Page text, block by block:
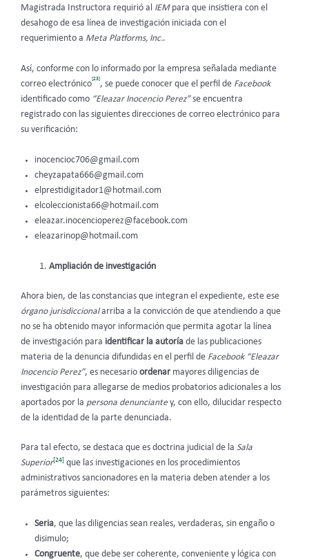
Magistrada Instructora requirió al IEMpara que insistiera con el
desahogo de esa línea de investigación iniciada con el
requerimiento a Meta Platforms, Inc..
Así, conforme con lo informado por la empresa señalada mediante
correo electrónico
[23]
, se puede conocer que el perfil de Facebook
identificado como “Eleazar Inocencio Perez”se encuentra
registrado con las siguientes direcciones de correo electrónico para
su verificación:
inocencioc706@gmail.com
cheyzapata666@gmail.com
elprestidigitador1@hotmail.com
elcoleccionista66@hotmail.com
eleazar.inocencioperez@facebook.com
eleazarinop@hotmail.com
Ampliación de investigación
Ahora bien, de las constancias que integran el expediente, este ese
órgano jurisdiccionalarriba a la convicción de que atendiendo a que
no se ha obtenido mayor información que permita agotar la línea
de investigación para identificar la autoría de las publicaciones
materia de la denuncia difundidas en el perfil de Facebook “Eleazar
Inocencio Perez”, es necesario ordenarmayores diligencias de
investigación para allegarse de medios probatorios adicionales a los
aportados por la persona denunciantey, con ello, dilucidar respecto
de la identidad de la parte denunciada.
Para tal efecto, se destaca que es doctrina judicial de la Sala
Superior[24] que las investigaciones en los procedimientos
administrativos sancionadores en la materia deben atender a los
parámetros siguientes:
Seria, que las diligencias sean reales, verdaderas, sin engaño o
disimulo;
Congruente, que debe ser coherente, conveniente y lógica con